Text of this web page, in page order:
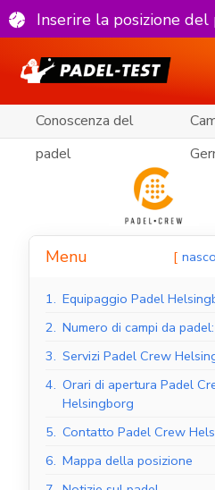
Inserire la posizione del
Conoscenza del
padel
Menu
1. Equipaggio Padel
2. Numero di campi da
3. Servizi Padel Crew
4. Orari di apertura Padel
Helsingborg
5. Contatto Padel Crew
6. Mappa della posizione